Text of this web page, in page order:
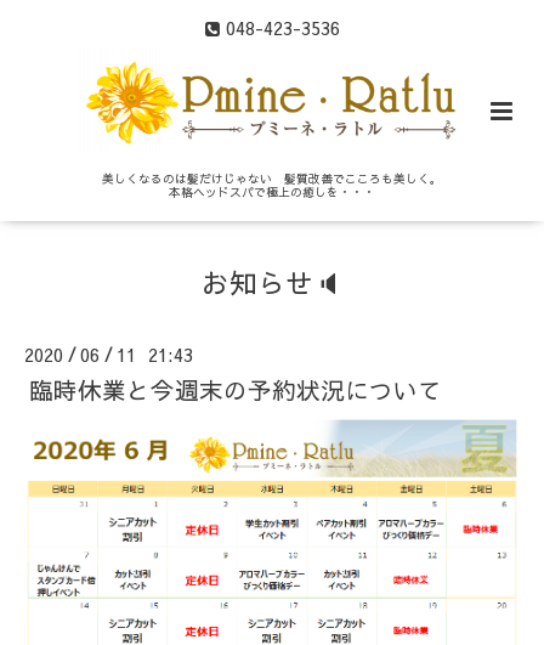
048-423-3536
美しくなるのは髪だけじゃない 髪質改善でこころも美しく。
本格ヘッドスパで極上の癒しを・・・
お知らせ🔈
2020 /06 / 11 21:43
臨時休業と今週末の予約状況について